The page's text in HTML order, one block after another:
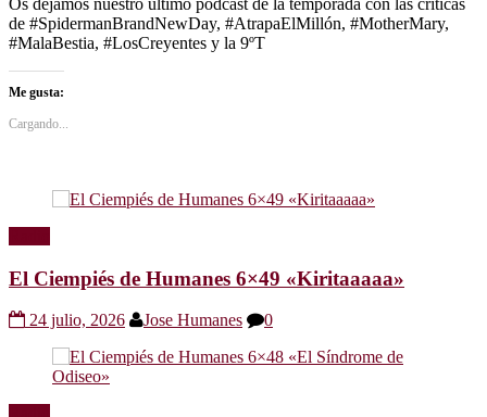
de #SpidermanBrandNewDay, #AtrapaElMillón, #MotherMary,
#MalaBestia, #LosCreyentes y la 9ºT
Me gusta:
Cargando...
El Ciempiés de Humanes 6×49 «Kiritaaaaa»
24 julio, 2026 Jose Humanes 0